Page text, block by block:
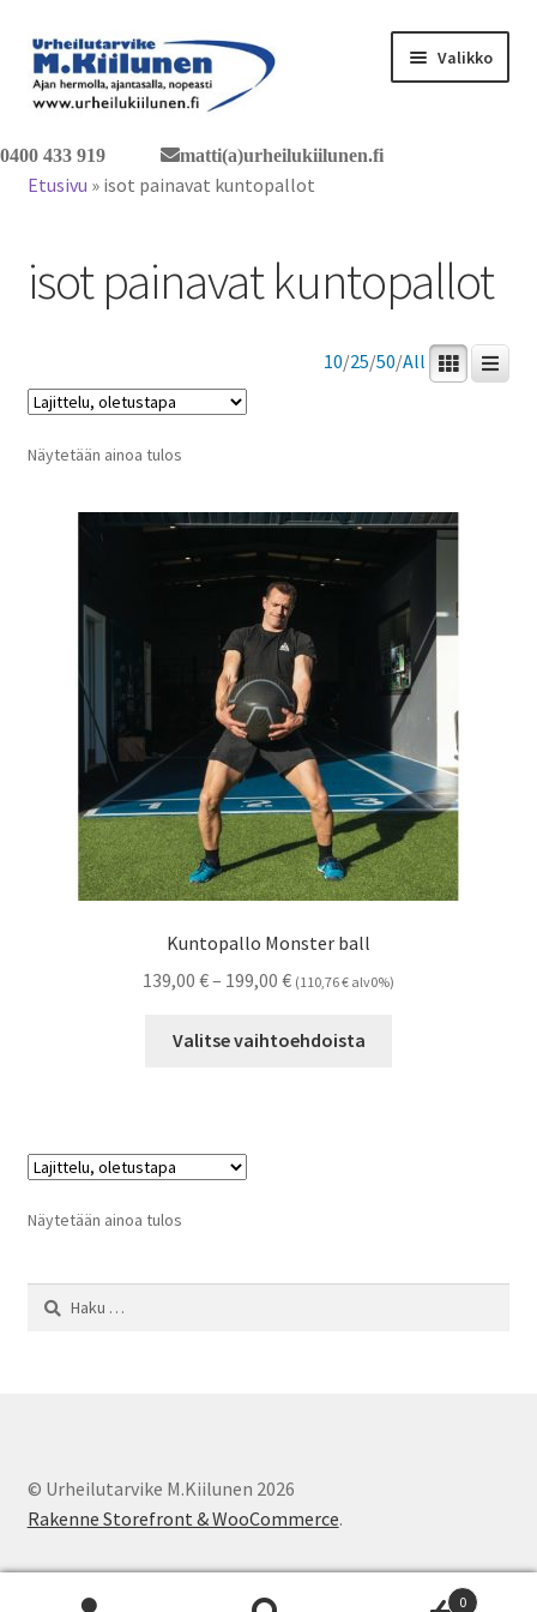
0400 433 919 matti(a)urheilukiilunen.fi
Siirry
navigointiin
Siirry
sisältöön
Valikko
Tervetuloa verkkokauppaan
tason
valikko
Yhteystiedot
Etusivu » isot painavat kuntopallot
isot painavat kuntopallot
10/25/50/All
Näytetään ainoa tulos
Kuntopallo Monster ball
139,00 €– 199,00 €Hintaluokka:
-
(110,76€ alv0%)
Valitse vaihtoehdoista
Näytetään ainoa tulos
Haku:
© Urheilutarvike M.Kiilunen 2026
Rakenne Storefront & WooCommerce.
0